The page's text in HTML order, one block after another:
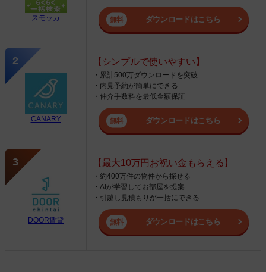
スモッカ ダウンロードはこちら
CANARY
【シンプルで使いやすい】
・累計500万ダウンロードを突破
・内見予約が簡単にできる
・仲介手数料を最低金額保証
ダウンロードはこちら
DOOR賃貸
【最大10万円お祝い金もらえる】
・約400万件の物件から探せる
・AIが学習してお部屋を提案
・引越し見積もりが一括にできる
ダウンロードはこちら